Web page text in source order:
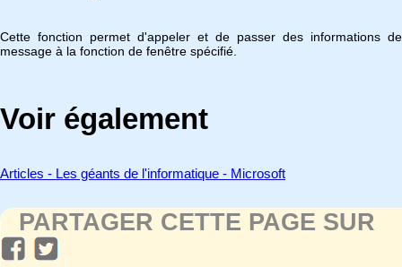
Cette fonction permet d'appeler et de passer des informations de
message à la fonction de fenêtre spécifié.
Voir également
Articles - Les géants de l'informatique - Microsoft
PARTAGER CETTE PAGE SUR